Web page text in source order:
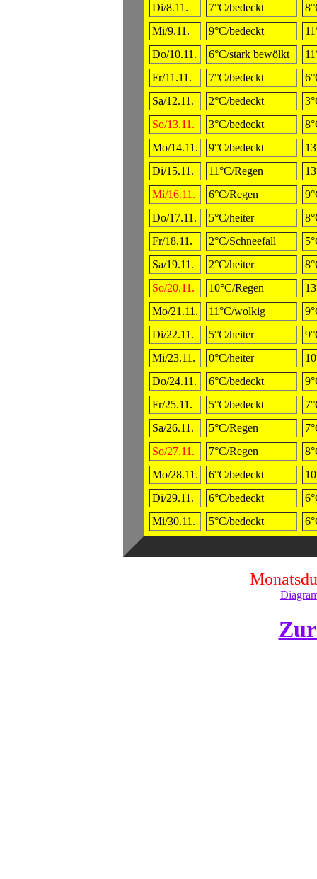
Di/8.11.
7°C/bedeckt
Mi/9.11.
9°C/bedeckt
Do/10.11.
6°C/stark bewölkt
Fr/11.11.
7°C/bedeckt
Sa/12.11.
2°C/bedeckt
So/13.11.
3°C/bedeckt
Mo/14.11.
9°C/bedeckt
Di/15.11.
11°C/Regen
Mi/16.11.
6°C/Regen
Do/17.11.
5°C/heiter
Fr/18.11.
2°C/Schneefall
Sa/19.11.
2°C/heiter
So/20.11.
10°C/Regen
Mo/21.11.
11°C/wolkig
Di/22.11.
5°C/heiter
Mi/23.11.
0°C/heiter
Do/24.11.
6°C/bedeckt
Fr/25.11.
5°C/bedeckt
Sa/26.11.
5°C/Regen
So/27.11.
7°C/Regen
Mo/28.11.
6°C/bedeckt
Di/29.11.
6°C/bedeckt
Mi/30.11.
5°C/bedeckt